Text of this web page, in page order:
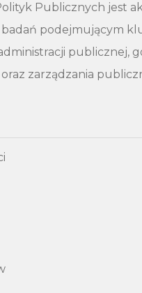
Publicznych jest
podejmującym
publicznej,
zarządzania